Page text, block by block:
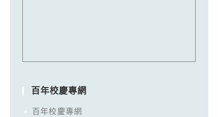
百年校慶專網
百年校慶專網